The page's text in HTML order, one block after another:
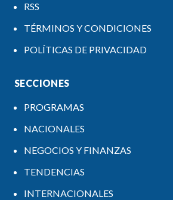
RSS
TÉRMINOS Y CONDICIONES
POLÍTICAS DE PRIVACIDAD
SECCIONES
PROGRAMAS
NACIONALES
NEGOCIOS Y FINANZAS
TENDENCIAS
INTERNACIONALES